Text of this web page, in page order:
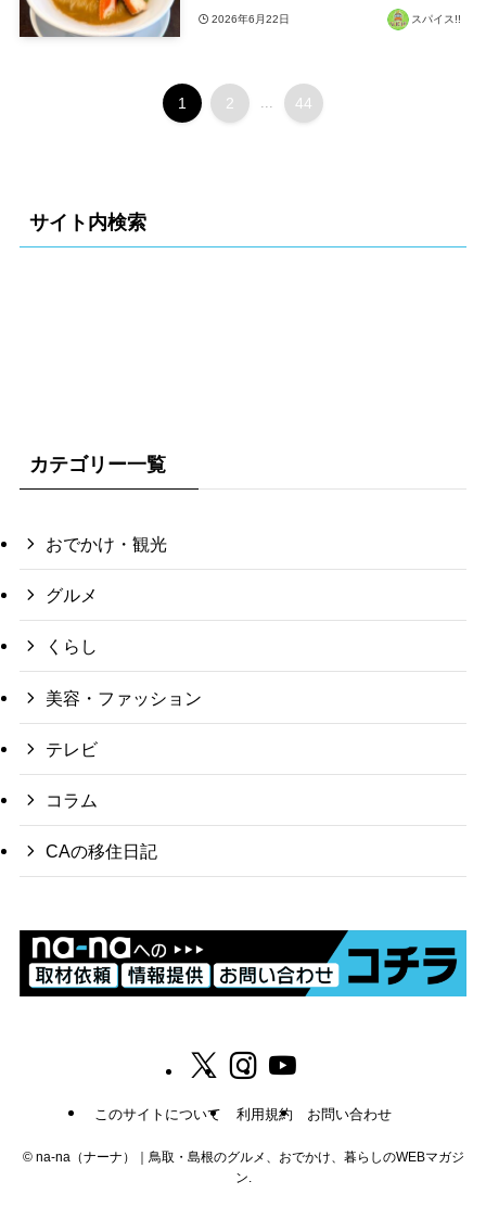
2026年6月22日 スパイス!!
1 2 ... 44
サイト内検索
カテゴリー一覧
おでかけ・観光
グルメ
くらし
美容・ファッション
テレビ
コラム
CAの移住日記
このサイトについて 利用規約 お問い合わせ
©na-na（ナーナ）｜鳥取・島根のグルメ、おでかけ、暮らしのWEBマガジ
ン.